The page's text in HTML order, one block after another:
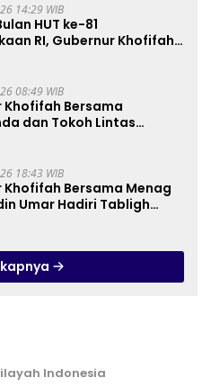
14:29 WIB
HUT ke-81
RI, Gubernur Khofifah
Bagi Masyarakat
08:49 WIB
Khofifah Bersama
dan Tokoh Lintas
Kebangsaan
18:43 WIB
Khofifah Bersama Menag
Umar Hadiri Tabligh
Penguatan Peran
Pusat Peradaban,
Keagamaan dan
Indonesia